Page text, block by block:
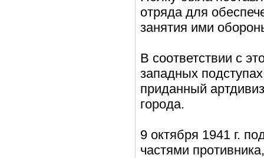
отряда для
занятия ими
В соответствии с
западных
приданный
города.
9 октября 1941 г.
частями